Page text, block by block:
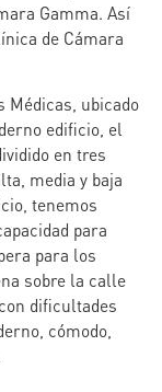
Gamma. Así
de Cámara
Médicas, ubicado
edificio, el
en tres
media y baja
tenemos
para
para los
sobre la calle
dificultades
cómodo,